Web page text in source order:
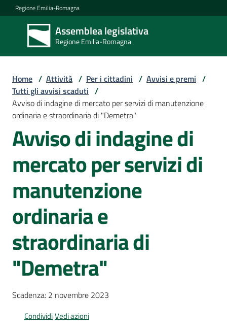
Vai al contenuto
Vai alla navigazione
Vai al footer
Regione Emilia-Romagna
Assemblea legislativa
Regione Emilia-Romagna
Assemblea
legislativa
Regione Emilia-
Assemblea
Attività
Argomenti
i
media
i
Menu selezionato
Home / Attività / Per i cittadini / Avvisi e premi /
Tutti gli avvisi scaduti /
Avviso di indagine di mercato per servizi di manutenzione
ordinaria e straordinaria di "Demetra"
Avviso di indagine di
mercato per servizi di
manutenzione
ordinaria e
straordinaria di
"Demetra"
Scadenza: 2 novembre 2023
CondividiVedi azioni